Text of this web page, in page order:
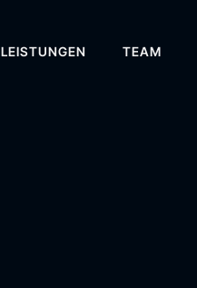
LEISTUNGEN TEAM